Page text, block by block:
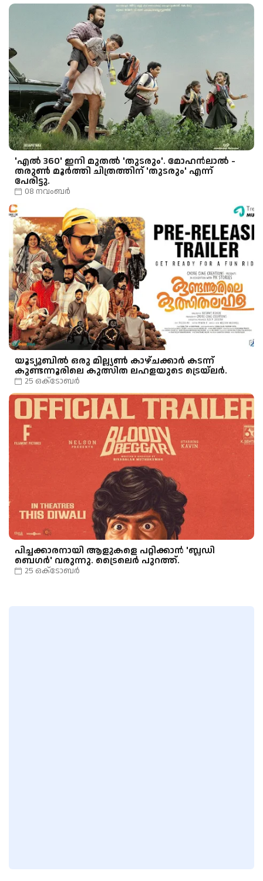
'എൽ 360' ഇനി മുതൽ 'തുടരും'. മോഹൻലാൽ -
തരുൺ മൂർത്തി ചിത്രത്തിന് 'തുടരും' എന്ന്
പേരിട്ടു.
08 നവംബർ
യൂട്യൂബിൽ ഒരു മില്ല്യൺ കാഴ്ചക്കാർ കടന്ന്
കുണ്ടന്നൂരിലെ കുത്സിത ലഹളയുടെ ട്രെയ്ലർ.
25 ഒക്‌ടോബർ
പിച്ചക്കാരനായി ആളുകളെ പറ്റിക്കാൻ 'ബ്ലഡി
ബെഗർ' വരുന്നു. ട്രൈലെർ പുറത്ത്.
25 ഒക്‌ടോബർ